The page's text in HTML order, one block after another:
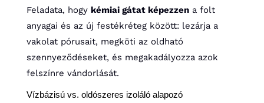
Feladata, hogy kémiai gátat képezzena folt
anyagai és az új festékréteg között: lezárja a
vakolat pórusait, megköti az oldható
szennyeződéseket, és megakadályozza azok
felszínre vándorlását.
Vízbázisú vs. oldószeres izoláló alapozó